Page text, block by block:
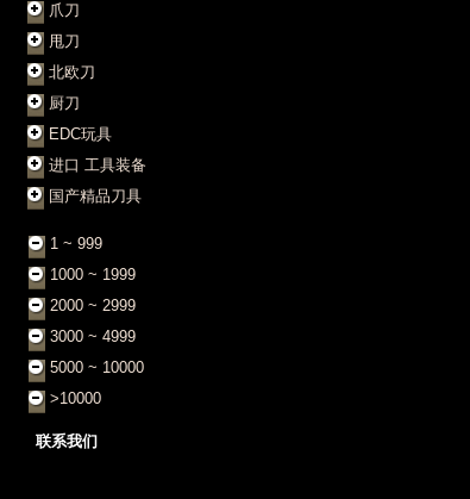
爪刀
甩刀
北欧刀
厨刀
EDC玩具
进口 工具装备
国产精品刀具
1 ~ 999
1000 ~ 1999
2000 ~ 2999
3000 ~ 4999
5000 ~ 10000
>10000
联系我们